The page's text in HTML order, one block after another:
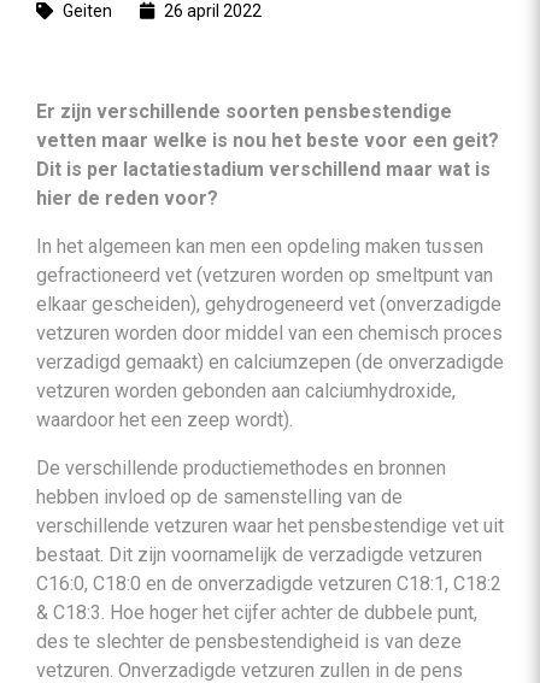
Geiten 26 april 2022
Er zijn verschillende soorten pensbestendige
vetten maar welke is nou het beste voor een geit?
Dit is per lactatiestadium verschillend maar wat is
hier de reden voor?
In het algemeen kan men een opdeling maken tussen
gefractioneerd vet (vetzuren worden op smeltpunt van
elkaar gescheiden), gehydrogeneerd vet (onverzadigde
vetzuren worden door middel van een chemisch proces
verzadigd gemaakt) en calciumzepen (de onverzadigde
vetzuren worden gebonden aan calciumhydroxide,
waardoor het een zeep wordt).
De verschillende productiemethodes en bronnen
hebben invloed op de samenstelling van de
verschillende vetzuren waar het pensbestendige vet uit
bestaat. Dit zijn voornamelijk de verzadigde vetzuren
C16:0, C18:0 en de onverzadigde vetzuren C18:1, C18:2
& C18:3. Hoe hoger het cijfer achter de dubbele punt,
des te slechter de pensbestendigheid is van deze
vetzuren. Onverzadigde vetzuren zullen in de pens